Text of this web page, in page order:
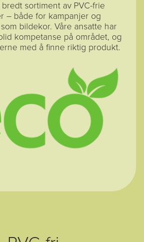
sortiment av PVC-frie
– både for kampanjer og
bildekor. Våre ansatte har
kompetanse på området, og
med å finne riktig produkt.